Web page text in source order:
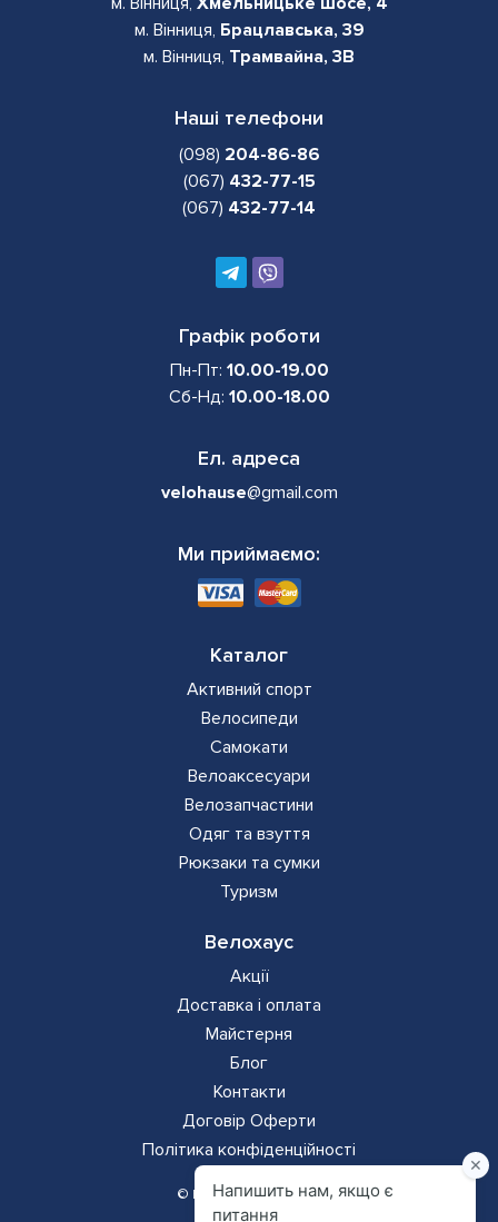
Каталог
Активний спорт
Велосипеди
Самокати
Велоаксесуари
Велозапчастини
Одяг та взуття
Рюкзаки та сумки
Туризм
Велохаус
Акції
Доставка і оплата
Майстерня
Блог
Контакти
Договір Оферти
Політика конфіденційності
м. Вінниця, Брацлавська, 39
м. Вінниця, Трамвайна, 3В
Наші телефони
(098) 204-86-86
(067) 432-77-15
(067) 432-77-14
Графік роботи
Пн-Пт: 10.00-19.00
Сб-Нд: 10.00-18.00
Ел. адреса
velohause@gmail.com
Ми приймаємо:
© Всі права захищено